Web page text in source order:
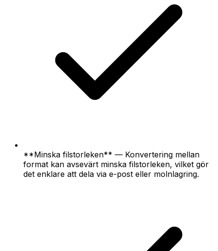
**Minska filstorleken** — Konvertering mellan
format kan avsevärt minska filstorleken, vilket gör
det enklare att dela via e-post eller molnlagring.